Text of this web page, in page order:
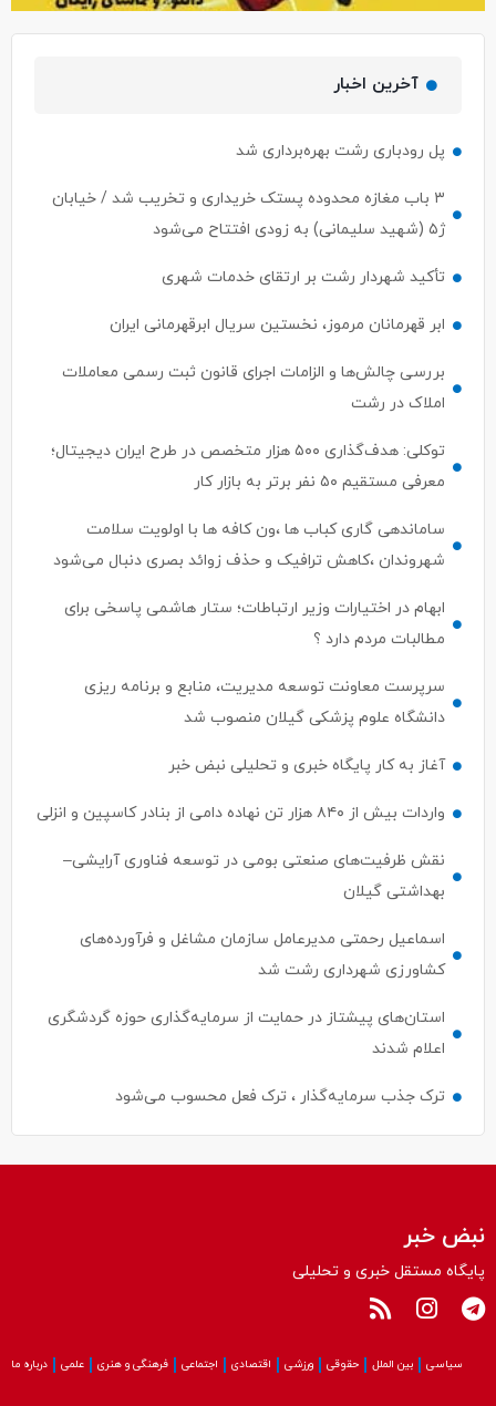
آخرین اخبار
پل رودباری رشت بهره‌برداری شد
۳ باب مغازه محدوده پستک خریداری و تخریب شد / خیابان
ژ۵ (شهید سلیمانی) به زودی افتتاح می‌شود
تأکید شهردار رشت بر ارتقای خدمات شهری
ابر قهرمانان مرموز، نخستین سریال ابرقهرمانی ایران
بررسی چالش‌ها و الزامات اجرای قانون ثبت رسمی معاملات
املاک در رشت
توکلی: هدف‌گذاری ۵۰۰ هزار متخصص در طرح ایران دیجیتال؛
معرفی مستقیم ۵۰ نفر برتر به بازار کار
ساماندهی گاری کباب ها ،ون کافه ها با اولویت سلامت
شهروندان ،کاهش ترافیک و حذف زوائد بصری دنبال می‌شود
ابهام در اختیارات وزیر ارتباطات؛ ستار هاشمی پاسخی برای
مطالبات مردم دارد ؟
سرپرست معاونت توسعه مدیریت، منابع و برنامه ریزی
دانشگاه علوم پزشکی گیلان منصوب شد
آغاز به کار پایگاه خبری و تحلیلی نبض خبر
واردات بیش از ۸۴۰ هزار تن نهاده دامی از بنادر كاسپین و انزلی
نقش ظرفیت‌های صنعتی بومی در توسعه فناوری آرایشی–
بهداشتی گیلان
اسماعیل رحمتی مدیرعامل سازمان مشاغل و فرآورده‌های
کشاورزی شهرداری رشت شد
استان‌های پیشتاز در حمایت از سرمایه‌گذاری حوزه گردشگری
اعلام شدند
ترک جذب سرمایه‌گذار ، ترک فعل محسوب می‌شود
نبض خبر
پایگاه مستقل خبری و تحلیلی
سیاسی بین الملل حقوقی ورزشی اقتصادی اجتماعی فرهنگی و هنری علمی درباره ما